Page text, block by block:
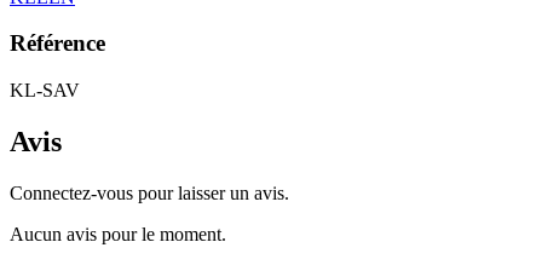
Référence
KL-SAV
Avis
Connectez-vous pour laisser un avis.
Aucun avis pour le moment.